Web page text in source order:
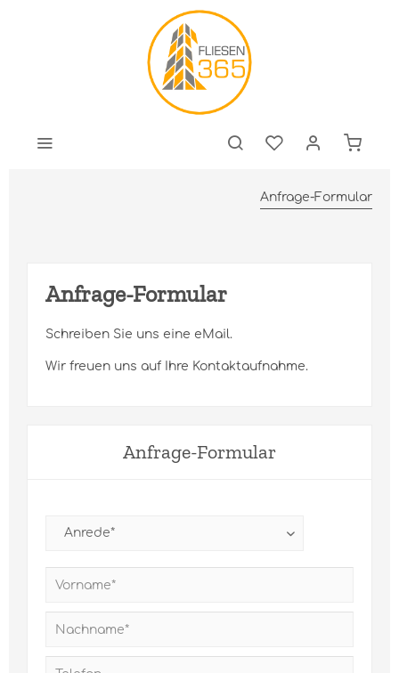
Anfrage-Formular
Anfrage-Formular
Schreiben Sie uns eine eMail.
Wir freuen uns auf Ihre Kontaktaufnahme.
Anfrage-Formular